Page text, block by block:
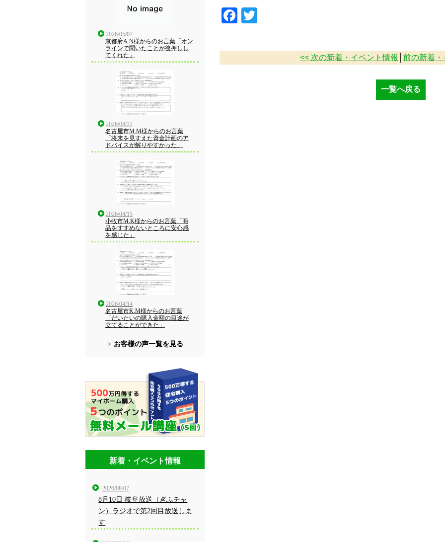
Facebook
<< 次の新着・イベント情報 前の新着・
一覧へ戻る
2026/05/07
京都府A.N様からのお言葉「オン
ラインで聞いたことが後押しし
てくれた」
2026/04/22
名古屋市M.M様からのお言葉
「将来を見すえた資金計画のア
ドバイスが解りやすかった」
2026/04/15
小牧市M.K様からのお言葉「商
品をすすめないところに安心感
を感じた」
2026/04/14
名古屋市K.M様からのお言葉
「だいたいの購入金額の目途が
立てることができた」
お客様の声一覧を見る
新着・イベント情報
2026/08/07
8月10日 岐阜放送（ぎふチャ
ン）ラジオで第2回目放送しま
す